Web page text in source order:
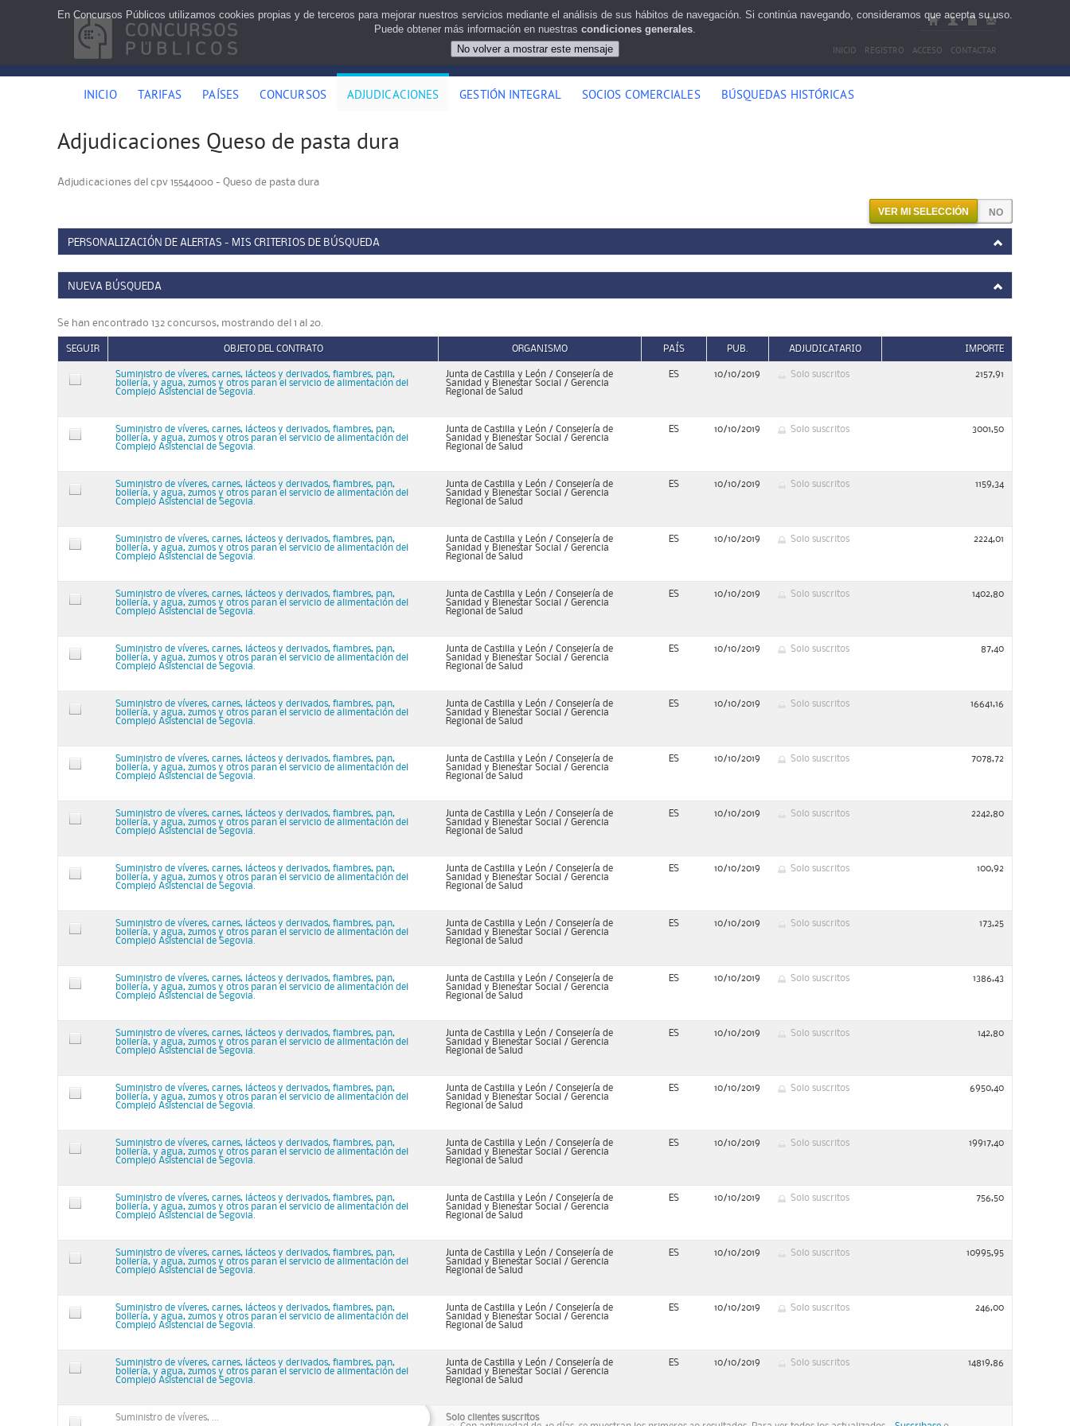
INICIO REGISTRO ACCESO CONTACTAR
INICIO TARIFAS PAÍSES CONCURSOS ADJUDICACIONES GESTIÓN INTEGRAL SOCIOS COMERCIALES BÚSQUEDAS HISTÓRICAS
Adjudicaciones Queso de pasta dura
Adjudicaciones del cpv 15544000 - Queso de pasta dura
VER MI SELECCIÓN
PERSONALIZACIÓN DE ALERTAS - MIS CRITERIOS DE BÚSQUEDA
NUEVA BÚSQUEDA
Se han encontrado 132 concursos, mostrando del 1 al 20.
SEGUIR OBJETO DEL CONTRATO ORGANISMO PAÍS PUB. ADJUDICATARIO IMPORTE
Suministro de víveres, carnes, lácteos y derivados, fiambres, pan,
bollería, y agua, zumos y otros paran el servicio de alimentación del
Complejo Asistencial de Segovia.
Junta de Castilla y León / Consejería de
Sanidad y Bienestar Social / Gerencia
Regional de Salud
ES 10/10/2019 Solo suscritos 2157,91
Suministro de víveres, carnes, lácteos y derivados, fiambres, pan,
bollería, y agua, zumos y otros paran el servicio de alimentación del
Complejo Asistencial de Segovia.
Junta de Castilla y León / Consejería de
Sanidad y Bienestar Social / Gerencia
Regional de Salud
ES 10/10/2019 Solo suscritos 3001,50
Suministro de víveres, carnes, lácteos y derivados, fiambres, pan,
bollería, y agua, zumos y otros paran el servicio de alimentación del
Complejo Asistencial de Segovia.
Junta de Castilla y León / Consejería de
Sanidad y Bienestar Social / Gerencia
Regional de Salud
ES 10/10/2019 Solo suscritos 1159,34
Suministro de víveres, carnes, lácteos y derivados, fiambres, pan,
bollería, y agua, zumos y otros paran el servicio de alimentación del
Complejo Asistencial de Segovia.
Junta de Castilla y León / Consejería de
Sanidad y Bienestar Social / Gerencia
Regional de Salud
ES 10/10/2019 Solo suscritos 2224,01
Suministro de víveres, carnes, lácteos y derivados, fiambres, pan,
bollería, y agua, zumos y otros paran el servicio de alimentación del
Complejo Asistencial de Segovia.
Junta de Castilla y León / Consejería de
Sanidad y Bienestar Social / Gerencia
Regional de Salud
ES 10/10/2019 Solo suscritos 1402,80
Suministro de víveres, carnes, lácteos y derivados, fiambres, pan,
bollería, y agua, zumos y otros paran el servicio de alimentación del
Complejo Asistencial de Segovia.
Junta de Castilla y León / Consejería de
Sanidad y Bienestar Social / Gerencia
Regional de Salud
ES 10/10/2019 Solo suscritos 87,40
Suministro de víveres, carnes, lácteos y derivados, fiambres, pan,
bollería, y agua, zumos y otros paran el servicio de alimentación del
Complejo Asistencial de Segovia.
Junta de Castilla y León / Consejería de
Sanidad y Bienestar Social / Gerencia
Regional de Salud
ES 10/10/2019 Solo suscritos 16641,16
Suministro de víveres, carnes, lácteos y derivados, fiambres, pan,
bollería, y agua, zumos y otros paran el servicio de alimentación del
Complejo Asistencial de Segovia.
Junta de Castilla y León / Consejería de
Sanidad y Bienestar Social / Gerencia
Regional de Salud
ES 10/10/2019 Solo suscritos 7078,72
Suministro de víveres, carnes, lácteos y derivados, fiambres, pan,
bollería, y agua, zumos y otros paran el servicio de alimentación del
Complejo Asistencial de Segovia.
Junta de Castilla y León / Consejería de
Sanidad y Bienestar Social / Gerencia
Regional de Salud
ES 10/10/2019 Solo suscritos 2242,80
Suministro de víveres, carnes, lácteos y derivados, fiambres, pan,
bollería, y agua, zumos y otros paran el servicio de alimentación del
Complejo Asistencial de Segovia.
Junta de Castilla y León / Consejería de
Sanidad y Bienestar Social / Gerencia
Regional de Salud
ES 10/10/2019 Solo suscritos 100,92
Suministro de víveres, carnes, lácteos y derivados, fiambres, pan,
bollería, y agua, zumos y otros paran el servicio de alimentación del
Complejo Asistencial de Segovia.
Junta de Castilla y León / Consejería de
Sanidad y Bienestar Social / Gerencia
Regional de Salud
ES 10/10/2019 Solo suscritos 173,25
Suministro de víveres, carnes, lácteos y derivados, fiambres, pan,
bollería, y agua, zumos y otros paran el servicio de alimentación del
Complejo Asistencial de Segovia.
Junta de Castilla y León / Consejería de
Sanidad y Bienestar Social / Gerencia
Regional de Salud
ES 10/10/2019 Solo suscritos 1386,43
Suministro de víveres, carnes, lácteos y derivados, fiambres, pan,
bollería, y agua, zumos y otros paran el servicio de alimentación del
Complejo Asistencial de Segovia.
Junta de Castilla y León / Consejería de
Sanidad y Bienestar Social / Gerencia
Regional de Salud
ES 10/10/2019 Solo suscritos 142,80
Suministro de víveres, carnes, lácteos y derivados, fiambres, pan,
bollería, y agua, zumos y otros paran el servicio de alimentación del
Complejo Asistencial de Segovia.
Junta de Castilla y León / Consejería de
Sanidad y Bienestar Social / Gerencia
Regional de Salud
ES 10/10/2019 Solo suscritos 6950,40
Suministro de víveres, carnes, lácteos y derivados, fiambres, pan,
bollería, y agua, zumos y otros paran el servicio de alimentación del
Complejo Asistencial de Segovia.
Junta de Castilla y León / Consejería de
Sanidad y Bienestar Social / Gerencia
Regional de Salud
ES 10/10/2019 Solo suscritos 19917,40
Suministro de víveres, carnes, lácteos y derivados, fiambres, pan,
bollería, y agua, zumos y otros paran el servicio de alimentación del
Complejo Asistencial de Segovia.
Junta de Castilla y León / Consejería de
Sanidad y Bienestar Social / Gerencia
Regional de Salud
ES 10/10/2019 Solo suscritos 756,50
Suministro de víveres, carnes, lácteos y derivados, fiambres, pan,
bollería, y agua, zumos y otros paran el servicio de alimentación del
Complejo Asistencial de Segovia.
Junta de Castilla y León / Consejería de
Sanidad y Bienestar Social / Gerencia
Regional de Salud
ES 10/10/2019 Solo suscritos 10995,95
Suministro de víveres, carnes, lácteos y derivados, fiambres, pan,
bollería, y agua, zumos y otros paran el servicio de alimentación del
Complejo Asistencial de Segovia.
Junta de Castilla y León / Consejería de
Sanidad y Bienestar Social / Gerencia
Regional de Salud
ES 10/10/2019 Solo suscritos 246,00
Suministro de víveres, carnes, lácteos y derivados, fiambres, pan,
bollería, y agua, zumos y otros paran el servicio de alimentación del
Complejo Asistencial de Segovia.
Junta de Castilla y León / Consejería de
Sanidad y Bienestar Social / Gerencia
Regional de Salud
ES 10/10/2019 Solo suscritos 14819,86
Suministro de víveres, ...
Solo clientes suscritos
En Concursos Públicos utilizamos cookies propias y de terceros para mejorar nuestros servicios mediante el análisis de sus hábitos de navegación. Si continúa navegando, consideramos que acepta su uso.
Puede obtener más información en nuestras condiciones generales.